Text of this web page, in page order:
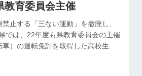
教育委員会主催
止する「三ない運動」を撤廃し、
では、22年度も県教育委員会の主催
）の運転免許を取得した高校生を